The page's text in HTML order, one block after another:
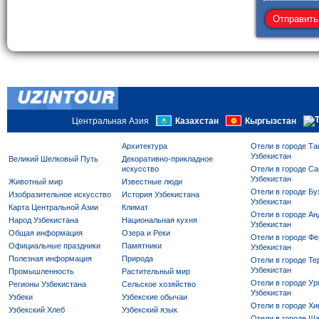
Центральная Азия Казахстан Кыргызстан
Архитектура
Великий Шелковый Путь
Декоративно-прикладное
искусство
Животный мир
Известные люди
Изобразительное искусство
История Узбекистана
Карта Центральной Азии
Климат
Народ Узбекистана
Национальная кухня
Общая информация
Озера и Реки
Официальные праздники
Памятники
Полезная информация
Природа
Промышленность
Растительный мир
Регионы Узбекистана
Сельское хозяйство
Узбеки
Узбекские обычаи
Узбекский Хлеб
Узбекский язык
Отели в городе
Узбекистан
Отели в городе
Узбекистан
Отели в городе
Узбекистан
Отели в городе
Узбекистан
Отели в городе
Узбекистан
Отели в городе
Узбекистан
Отели в городе
Узбекистан
Отели в городе